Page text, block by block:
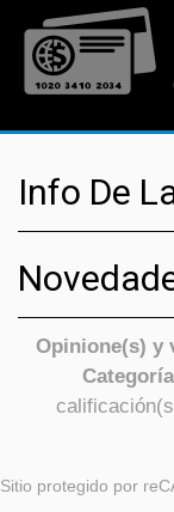
Info De
Opinione(s) y
Sitio protegido por